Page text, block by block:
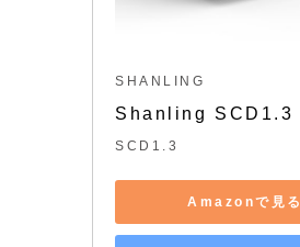
SHANLING
Shanling SCD1.3
SCD1.3
Amazonで見る